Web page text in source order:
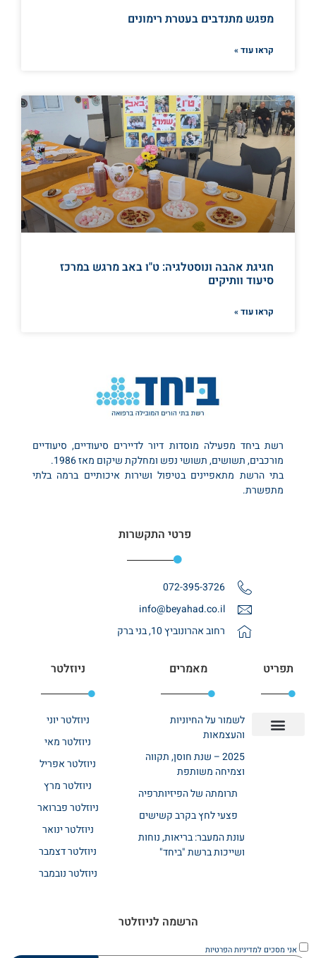
מפגש מתנדבים בעטרת רימונים
קראו עוד »
חגיגת אהבה ונוסטלגיה: ט"ו באב מרגש במרכז
סיעוד וותיקים
קראו עוד »
רשת ביחד מפעילה מוסדות דיור לדיירים סיעודיים, סיעודיים
מורכבים, תשושים, תשושי נפש ומחלקת שיקום מאז 1986.
בתי הרשת מתאפיינים בטיפול ושירות איכותיים ברמה בלתי
מתפשרת.
פרטי התקשרות
072-395-3726
info@beyahad.co.il
רחוב אהרונוביץ 10, בני ברק
תפריט מאמרים
לשמור על החיוניות
והעצמאות
2025 – שנת חוסן, תקווה
וצמיחה משותפת
תרומתה של הפיזיותרפיה
פצעי לחץ בקרב קשישים
עונת המעבר: בריאות, נוחות
ושייכות ברשת "ביחד"
ניוזלטר
ניוזלטר יוני
ניוזלטר מאי
ניוזלטר אפריל
ניוזלטר מרץ
ניוזלטר פברואר
ניוזלטר ינואר
ניוזלטר דצמבר
ניוזלטר נובמבר
הרשמה לניוזלטר
אני מסכים למדיניות הפרטיות